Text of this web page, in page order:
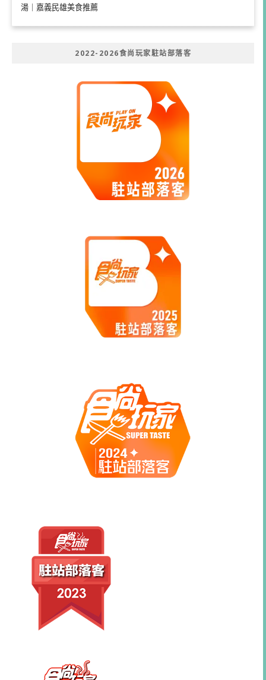
湯｜嘉義民雄美食推薦
2022-2026食尚玩家駐站部落客